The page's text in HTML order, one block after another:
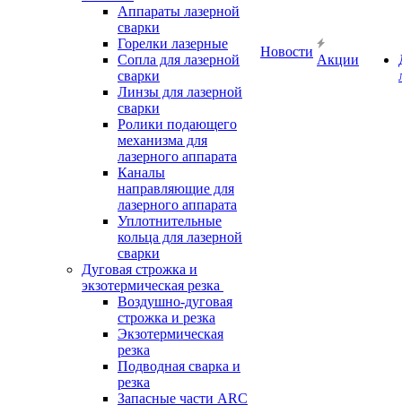
Аппараты лазерной
сварки
Горелки лазерные
Сопла для лазерной
сварки
Линзы для лазерной
сварки
Ролики подающего
механизма для
лазерного аппарата
Каналы
направляющие для
лазерного аппарата
Уплотнительные
кольца для лазерной
сварки
Дуговая строжка и
экзотермическая резка
Воздушно-дуговая
строжка и резка
Экзотермическая
резка
Подводная сварка и
резка
Запасные части ARC
Новости
Акции